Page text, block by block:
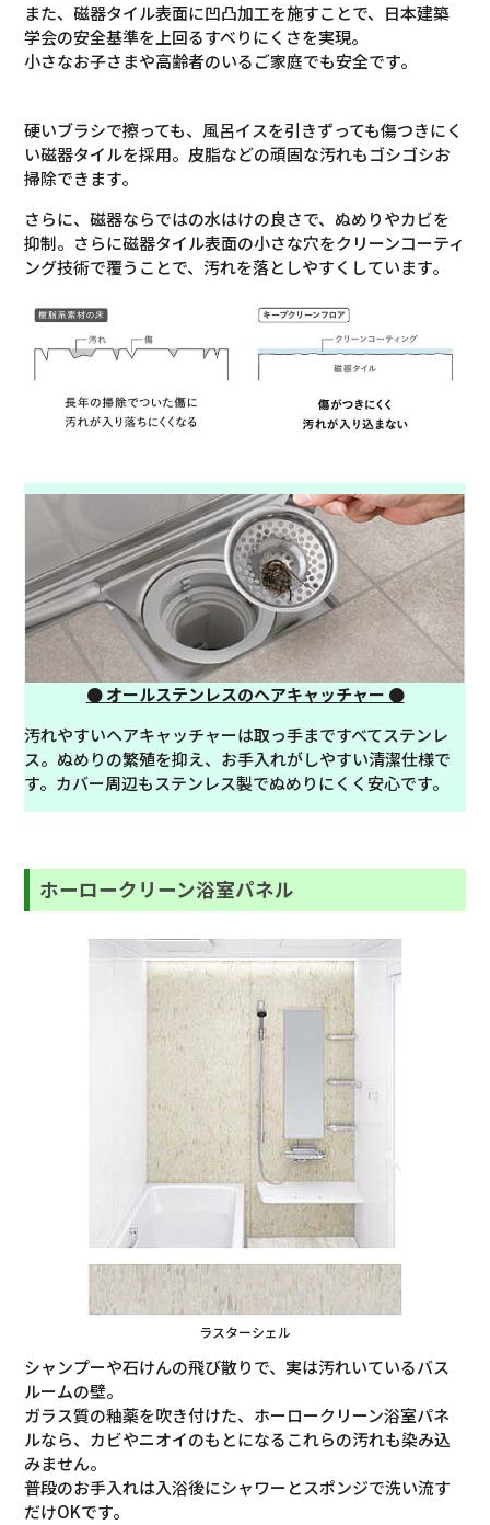
また、磁器タイル表面に凹凸加工を施すことで、日本建築
学会の安全基準を上回るすべりにくさを実現。
小さなお子さまや高齢者のいるご家庭でも安全です。
硬いブラシで擦っても、風呂イスを引きずっても傷つきにく
い磁器タイルを採用。皮脂などの頑固な汚れもゴシゴシお
掃除できます。
さらに、磁器ならではの水はけの良さで、ぬめりやカビを
抑制。さらに磁器タイル表面の小さな穴をクリーンコーティ
ング技術で覆うことで、汚れを落としやすくしています。
● オールステンレスのヘアキャッチャー ●
汚れやすいヘアキャッチャーは取っ手まですべてステンレ
ス。ぬめりの繁殖を抑え、お手入れがしやすい清潔仕様で
す。カバー周辺もステンレス製でぬめりにくく安心です。
ホーロークリーン浴室パネル
ラスターシェル
シャンプーや石けんの飛び散りで、実は汚れいているバス
ルームの壁。
ガラス質の釉薬を吹き付けた、ホーロークリーン浴室パネ
ルなら、カビやニオイのもとになるこれらの汚れも染み込
みません。
普段のお手入れは入浴後にシャワーとスポンジで洗い流す
だけOKです。